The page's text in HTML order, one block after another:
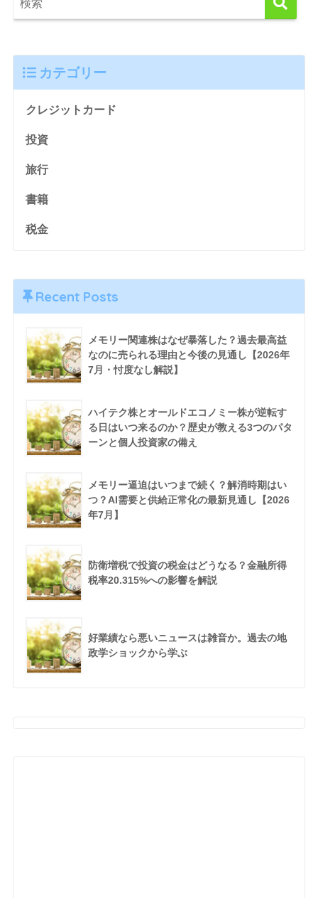
カテゴリー
クレジットカード
投資
旅行
書籍
税金
Recent Posts
メモリー関連株はなぜ暴落した？過去最高益
なのに売られる理由と今後の見通し【2026年
7月・忖度なし解説】
ハイテク株とオールドエコノミー株が逆転す
る日はいつ来るのか？歴史が教える3つのパタ
ーンと個人投資家の備え
メモリー逼迫はいつまで続く？解消時期はい
つ？AI需要と供給正常化の最新見通し【2026
年7月】
防衛増税で投資の税金はどうなる？金融所得
税率20.315%への影響を解説
好業績なら悪いニュースは雑音か。過去の地
政学ショックから学ぶ